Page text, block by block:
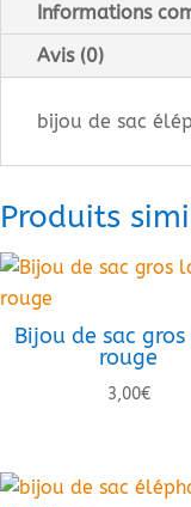
obsidienne
Informations
Avis (0)
bijou de sac
Produits
Bijou de sac
rouge
3,00€